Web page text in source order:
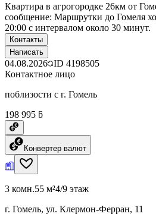
Квартира в агрогородке 26км от
сообщение: Маршрутки до Гомеля
20:00 с интервалом около 30 минут.
Контакты
Написать
04.08.2026 ID 4198505
Контактное лицо
поблизости с г. Гомель
198 995 ƃ
Конвертер валют
3 комн.55 м²4/9 этаж
г. Гомель, ул. Клермон-Ферран, 11